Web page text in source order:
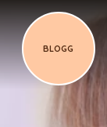
BLOGG